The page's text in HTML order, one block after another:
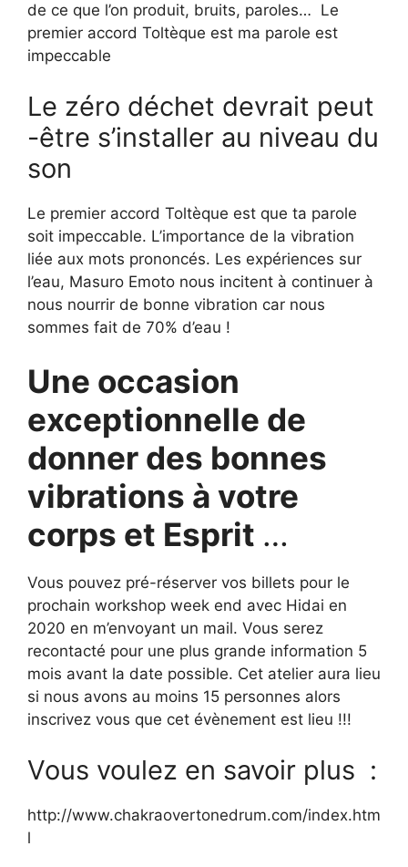
de ce que l’on produit, bruits, paroles… Le
premier accord Toltèque est ma parole est
impeccable
Le zéro déchet devrait peut
-être s’installer au niveau du
son
Le premier accord Toltèque est que ta parole
soit impeccable. L’importance de la vibration
liée aux mots prononcés. Les expériences sur
l’eau, Masuro Emoto nous incitent à continuer à
nous nourrir de bonne vibration car nous
sommes fait de 70% d’eau !
Une occasion
exceptionnelle de
donner des bonnes
vibrations à votre
corps et Esprit …
Vous pouvez pré-réserver vos billets pour le
prochain workshop week end avec Hidai en
2020 en m’envoyant un mail. Vous serez
recontacté pour une plus grande information 5
mois avant la date possible. Cet atelier aura lieu
si nous avons au moins 15 personnes alors
inscrivez vous que cet évènement est lieu !!!
Vous voulez en savoir plus :
http://www.chakraovertonedrum.com/index.htm
l